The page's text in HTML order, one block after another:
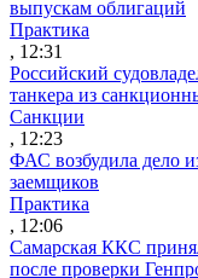
выпускам облигаций
Практика
, 12:31
Российский
танкера из
Санкции
, 12:23
ФАС возбудила дело
заемщиков
Практика
, 12:06
Самарская ККС
после проверки